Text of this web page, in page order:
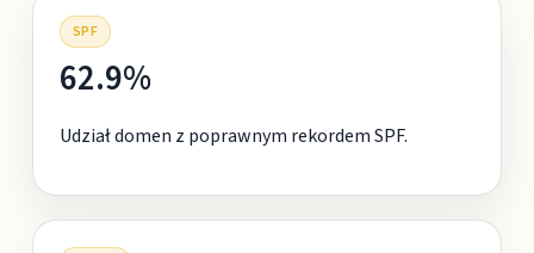
SPF
62.9%
Udział domen z poprawnym rekordem SPF.